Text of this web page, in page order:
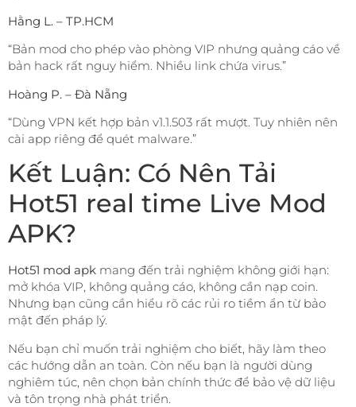
Hằng L. – TP.HCM
“Bản mod cho phép vào phòng VIP nhưng quảng cáo về
bản hack rất nguy hiểm. Nhiều link chứa virus.”
Hoàng P. – Đà Nẵng
“Dùng VPN kết hợp bản v1.1.503 rất mượt. Tuy nhiên nên
cài app riêng để quét malware.”
Kết Luận: Có Nên Tải
Hot51 real time Live Mod
APK?
Hot51 mod apk mang đến trải nghiệm không giới hạn:
mở khóa VIP, không quảng cáo, không cần nạp coin.
Nhưng bạn cũng cần hiểu rõ các rủi ro tiềm ẩn từ bảo
mật đến pháp lý.
Nếu bạn chỉ muốn trải nghiệm cho biết, hãy làm theo
các hướng dẫn an toàn. Còn nếu bạn là người dùng
nghiêm túc, nên chọn bản chính thức để bảo vệ dữ liệu
và tôn trọng nhà phát triển.